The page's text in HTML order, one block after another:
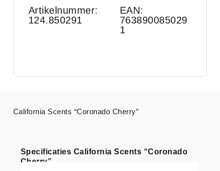
Artikelnummer:
124.850291
EAN:
763890085029
1
Specificaties California Scents “Coronado
Cherry”
California Scents “Coronado Cherry”